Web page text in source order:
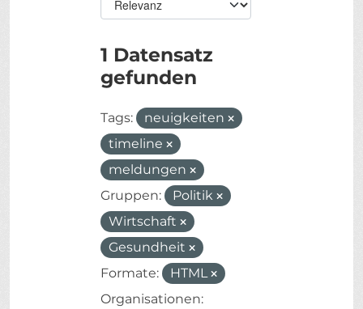
1 Datensatz
gefunden
Tags:
neuigkeiten
timeline
meldungen
Gruppen:
Politik
Wirtschaft
Gesundheit
Formate:
HTML
Organisationen: